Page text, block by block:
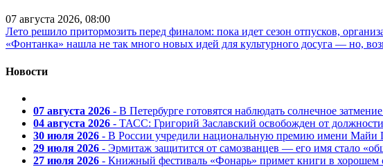
07 августа 2026, 08:00
Лето решило притормозить перед финалом: пока идет сезон отпусков,
«Фонтанка» нашла не так много новых идей для культурного досуга — но,
Новости
07 августа 2026 - В Петербурге готовятся наблюдать солнечное
04 августа 2026 - ТАСС: Григорий Заславский освобожден от
30 июля 2026 - В России учредили национальную премию имени Майи
29 июля 2026 - Эрмитаж защитится от самозванцев — его имя стало
27 июля 2026 - Книжный фестиваль «Фонарь» примет книги в хорошем